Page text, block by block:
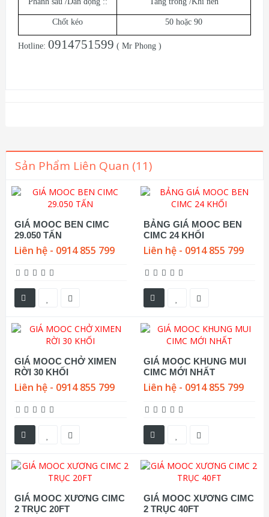
Chốt kéo 50 hoặc 90
Hotline: 0914751599 ( Mr Phong )
Sản Phẩm Liên Quan (11)
GIÁ MOOC BEN CIMC
29.050 TẤN
Liên hệ - 0914 855 799
BẢNG GIÁ MOOC BEN
CIMC 24 KHỐI
Liên hệ - 0914 855 799
GIÁ MOOC CHỞ XIMEN
RỜI 30 KHỐI
Liên hệ - 0914 855 799
GIÁ MOOC KHUNG MUI
CIMC MỚI NHẤT
Liên hệ - 0914 855 799
GIÁ MOOC XƯƠNG CIMC
2 TRỤC 20FT
GIÁ MOOC XƯƠNG CIMC
2 TRỤC 40FT